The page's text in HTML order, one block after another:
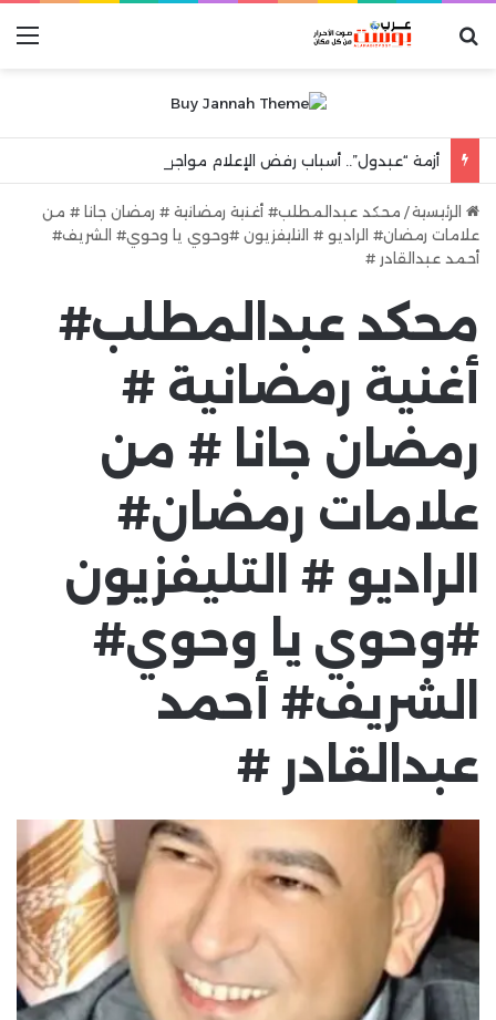
بحث عن
الرئيسية/ محكد عبدالمطلب# أغنية رمضانية # رمضان جانا # من
علامات رمضان# الراديو # التليفزيون #وحوي يا وحوي# الشريف#
أحمد عبدالقادر #
محكد عبدالمطلب#
أغنية رمضانية #
رمضان جانا # من
علامات رمضان#
الراديو # التليفزيون
#وحوي يا وحوي#
الشريف# أحمد
عبدالقادر #